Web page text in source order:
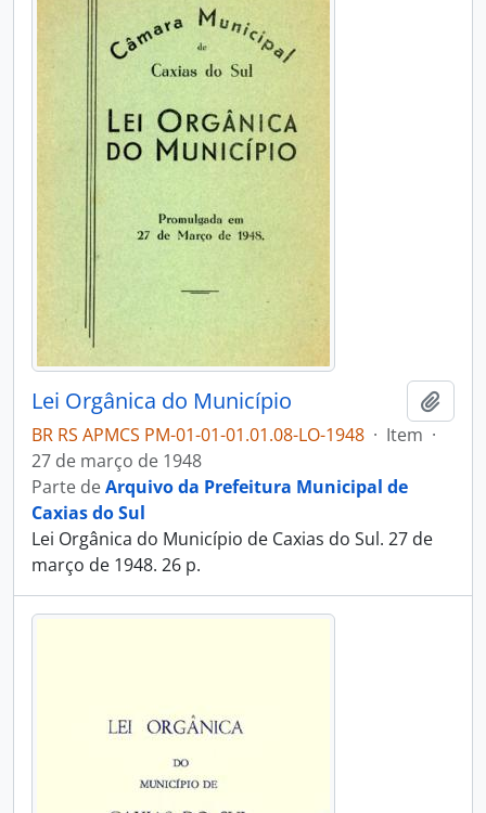
Lei Orgânica do Município
BR RS APMCS PM-01-01-01.01.08-LO-1948 · Item ·
27 de março de 1948
Parte deArquivo da Prefeitura Municipal de
Caxias do Sul
Lei Orgânica do Município de Caxias do Sul. 27 de
março de 1948. 26 p.